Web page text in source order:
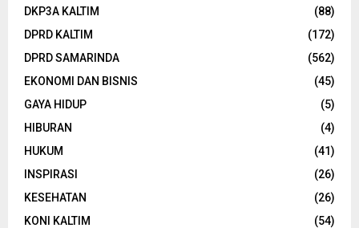
DKP3A KALTIM
(88)
DPRD KALTIM
(172)
DPRD SAMARINDA
(562)
EKONOMI DAN BISNIS
(45)
GAYA HIDUP
(5)
HIBURAN
(4)
HUKUM
(41)
INSPIRASI
(26)
KESEHATAN
(26)
KONI KALTIM
(54)